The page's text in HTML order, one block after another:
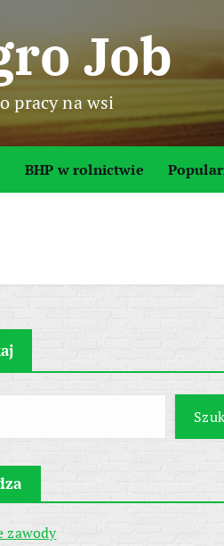
Job
pracy na wsi
BHP w rolnictwie
zawody